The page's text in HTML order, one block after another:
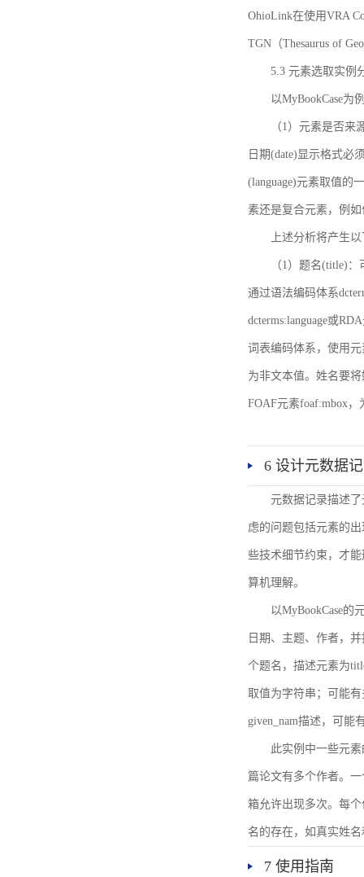
OhioLink在使用VRA
TGN（Thesaurus of
5.3 元素选取实例
以MyBookCase为
（1）元素是否
日期(date)显示格式必
(language)元素取值的
素还是复合元素，例
上述分析将产生
（1）题名(title)
通过语法编码体系
dcterms:language或
词表编码体系，使用元
为非文本值。姓名要
FOAF元素foaf:mbox，
6 设计元数据
元数据记录描述
虑的问题包括元素的
些技术细节约束，才
算机理解。
以MyBookCase的
日期、主题、作者，
个题名，描述元素为
取值为字符串；可能
given_nam描述，可能
此实例中一些元
篇论文有多个作者。
箱允许出现多次。每
名的存在，如真实姓
7 使用指南